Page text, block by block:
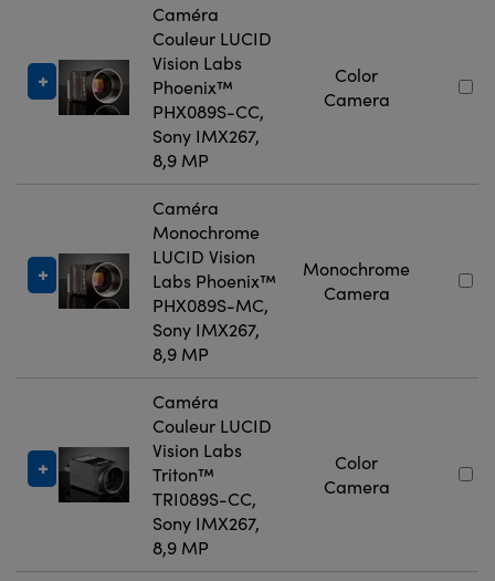
Caméra
Couleur LUCID
Vision Labs
Phoenix™
PHX089S-CC,
Sony IMX267,
8,9 MP
Color
Camera
Caméra
Monochrome
LUCID Vision
Labs Phoenix™
PHX089S-MC,
Sony IMX267,
8,9 MP
Monochrome
Camera
Caméra
Couleur LUCID
Vision Labs
Triton™
TRI089S-CC,
Sony IMX267,
8,9 MP
Color
Camera